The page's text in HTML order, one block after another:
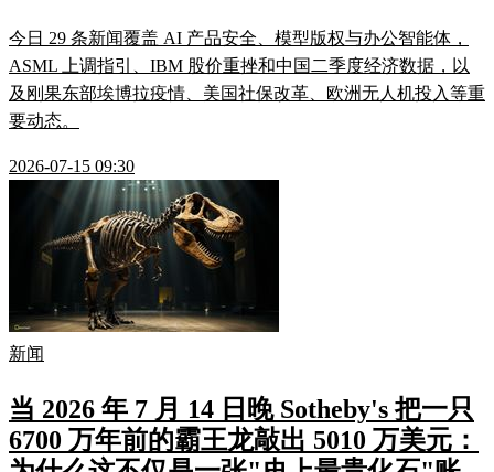
今日 29 条新闻覆盖 AI 产品安全、模型版权与办公智能体，
ASML 上调指引、IBM 股价重挫和中国二季度经济数据，以
及刚果东部埃博拉疫情、美国社保改革、欧洲无人机投入等重
要动态。
2026-07-15 09:30
新闻
当 2026 年 7 月 14 日晚 Sotheby's 把一只
6700 万年前的霸王龙敲出 5010 万美元：